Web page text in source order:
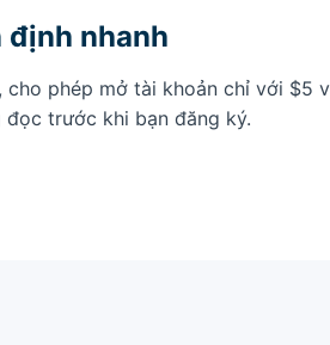
định nhanh
cho phép mở tài khoản chỉ với
trước khi bạn đăng ký.